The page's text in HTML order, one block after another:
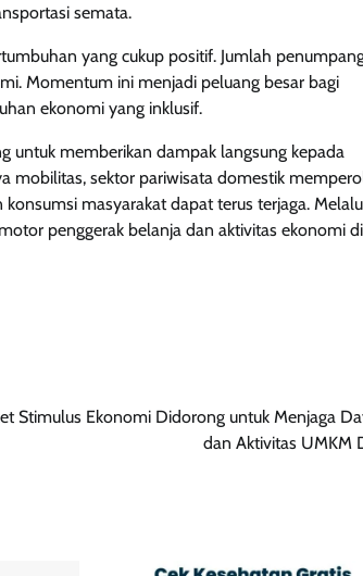
semata.
yang cukup positif. Jumlah
Momentum ini menjadi peluang besar bagi
ekonomi yang inklusif.
untuk memberikan dampak langsung kepada
mobilitas, sektor pariwisata domestik
masyarakat dapat terus terjaga.
penggerak belanja dan aktivitas ekonomi di
Stimulus Ekonomi Didorong untuk Menjaga
dan Aktivitas UMKM